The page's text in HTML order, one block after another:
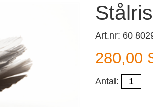
Art.nr: 60
280,00
Antal: